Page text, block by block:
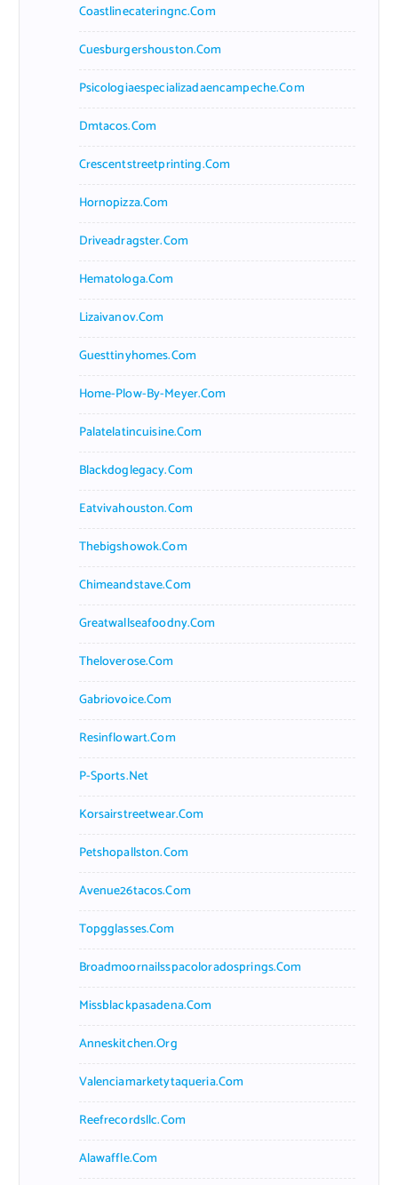
Coastlinecateringnc.com
Cuesburgershouston.com
Psicologiaespecializadaencampeche.com
Dmtacos.com
Crescentstreetprinting.com
Hornopizza.com
Driveadragster.com
Hematologa.com
Lizaivanov.com
Guesttinyhomes.com
Home-Plow-By-Meyer.com
Palatelatincuisine.com
Blackdoglegacy.com
Eatvivahouston.com
Thebigshowok.com
Chimeandstave.com
Greatwallseafoodny.com
Theloverose.com
Gabriovoice.com
Resinflowart.com
P-Sports.net
Korsairstreetwear.com
Petshopallston.com
Avenue26tacos.com
Topgglasses.com
Broadmoornailsspacoloradosprings.com
Missblackpasadena.com
Anneskitchen.org
Valenciamarketytaqueria.com
Reefrecordsllc.com
Alawaffle.com